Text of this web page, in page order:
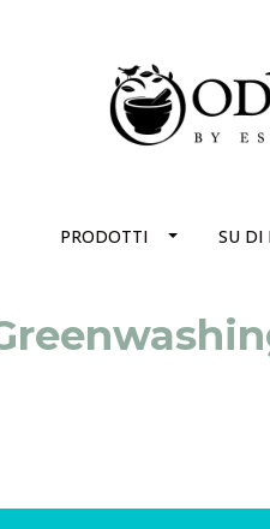
PRODOTTI SU DI